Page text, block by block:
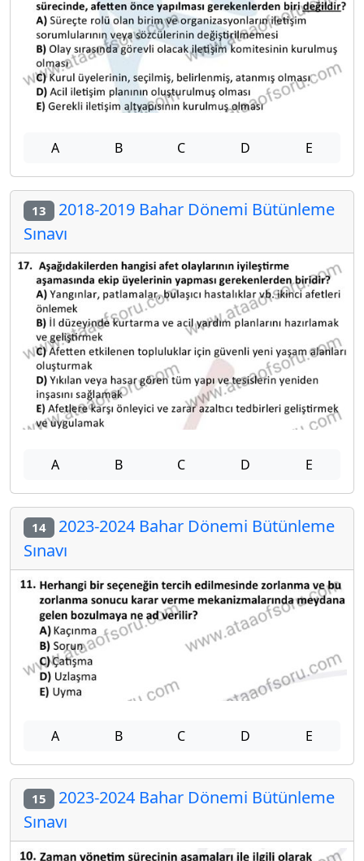
A B C D E
13 2018-2019 Bahar Dönemi Bütünleme
Sınavı
A B C D E
14 2023-2024 Bahar Dönemi Bütünleme
Sınavı
A B C D E
15 2023-2024 Bahar Dönemi Bütünleme
Sınavı